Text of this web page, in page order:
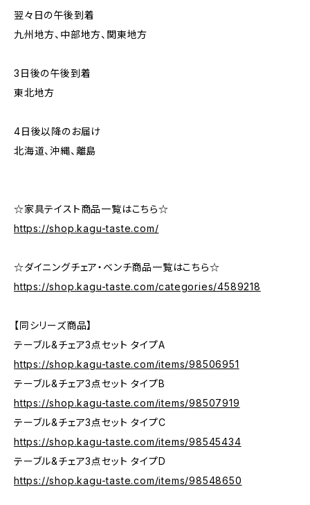
翌々日の午後到着
九州地方、中部地方、関東地方
3日後の午後到着
東北地方
4日後以降のお届け
北海道、沖縄、離島
☆家具テイスト商品一覧はこちら☆
https://shop.kagu-taste.com/
☆ダイニングチェア・ベンチ商品一覧はこちら☆
https://shop.kagu-taste.com/categories/4589218
【同シリーズ商品】
テーブル&チェア3点セット タイプA
https://shop.kagu-taste.com/items/98506951
テーブル&チェア3点セット タイプB
https://shop.kagu-taste.com/items/98507919
テーブル&チェア3点セット タイプC
https://shop.kagu-taste.com/items/98545434
テーブル&チェア3点セット タイプD
https://shop.kagu-taste.com/items/98548650